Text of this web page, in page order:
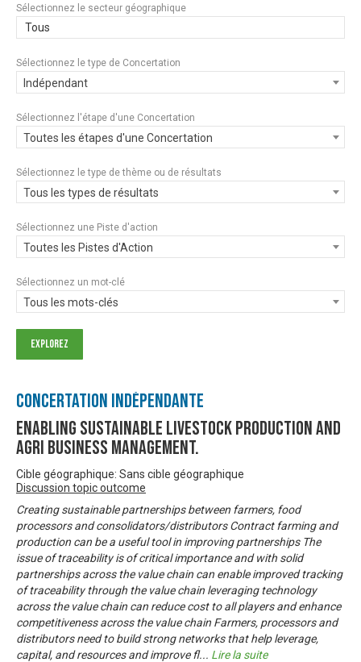
Sélectionnez le secteur géographique
Tous
Sélectionnez le type de Concertation
Indépendant
Sélectionnez l'étape d'une Concertation
Toutes les étapes d'une Concertation
Sélectionnez le type de thème ou de résultats
Tous les types de résultats
Sélectionnez une Piste d'action
Toutes les Pistes d'Action
Sélectionnez un mot-clé
Tous les mots-clés
Concertation Indépendante
Enabling Sustainable livestock production and
Agri business management.
Cible géographique: Sans cible géographique
Discussion topic outcome
Creating sustainable partnerships between farmers, food
processors and consolidators/distributors Contract farming and
production can be a useful tool in improving partnerships The
issue of traceability is of critical importance and with solid
partnerships across the value chain can enable improved tracking
of traceability through the value chain leveraging technology
across the value chain can reduce cost to all players and enhance
competitiveness across the value chain Farmers, processors and
distributors need to build strong networks that help leverage,
capital, and resources and improve fl... Lire la suite